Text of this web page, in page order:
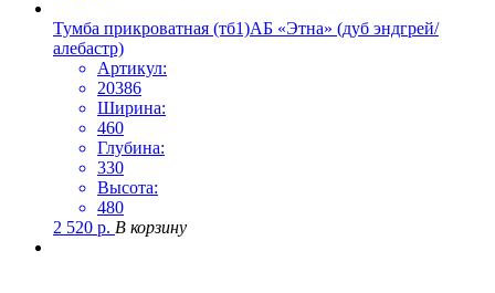
Тумба прикроватная (тб1)АБ «Этна» (дуб эндгрей/
алебастр)
Артикул:
20386
Ширина:
460
Глубина:
330
Высота:
480
2 520 р. В корзину